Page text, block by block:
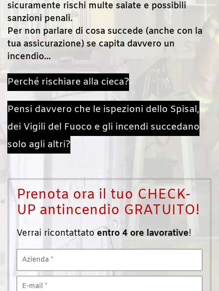
sicuramente rischi multe salate e possibili
sanzioni penali.
Per non parlare di cosa succede (anche con la
tua assicurazione) se capita davvero un
incendio…
Perché rischiare alla cieca?
Pensi davvero che le ispezioni dello Spisal,
dei Vigili del Fuoco e gli incendi succedano
solo agli altri?
Prenota ora il tuo CHECK-
UP antincendio GRATUITO!
Verrai ricontattato entro 4 ore lavorative!